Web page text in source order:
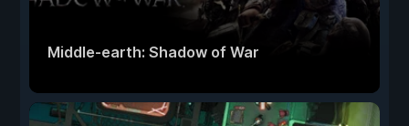
Middle-earth: Shadow of War